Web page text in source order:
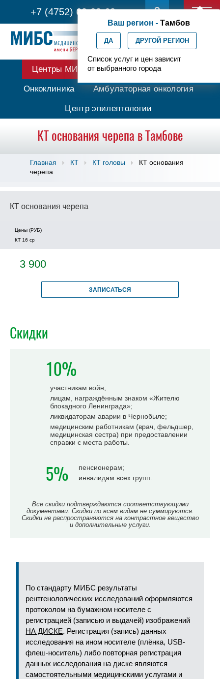
+7 (4752) 63-33-63
Ваш регион - Тамбов
ДА ДРУГОЙ РЕГИОН
Список услуг и цен зависит
от выбранного города
Центры МИБС Протонная терапия
Онкоклиника Амбулаторная онкология
Центр эпилептологии
КТ основания черепа в Тамбове
Главная КТ КТ головы
КТ основания
черепа
КТ основания черепа
Цены (РУБ)
КТ 16 ср
3 900
ЗАПИСАТЬСЯ
Скидки
10%
участникам войн;
лицам, награждённым знаком «Жителю
блокадного Ленинграда»;
ликвидаторам аварии в Чернобыле;
медицинским работникам (врач, фельдшер,
медицинская сестра) при предоставлении
справки с места работы.
5%
пенсионерам;
инвалидам всех групп.
Все скидки подтверждаются соответствующими
документами. Скидки по всем видам не суммируются.
Скидки не распространяются на контрастное вещество
и дополнительные услуги.
По стандарту МИБС результаты
рентгенологических исследований оформляются
протоколом на бумажном носителе с
регистрацией (записью и выдачей) изображений
НА ДИСКЕ. Регистрация (запись) данных
исследования на ином носителе (плёнка, USB-
флеш-носитель) либо повторная регистрация
данных исследования на диске являются
самостоятельными медицинскими услугами и